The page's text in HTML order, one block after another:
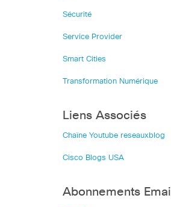
Sécurité
Service Provider
Smart Cities
Transformation Numérique
Liens Associés
Chaîne Youtube reseauxblog
Cisco Blogs USA
Abonnements Email